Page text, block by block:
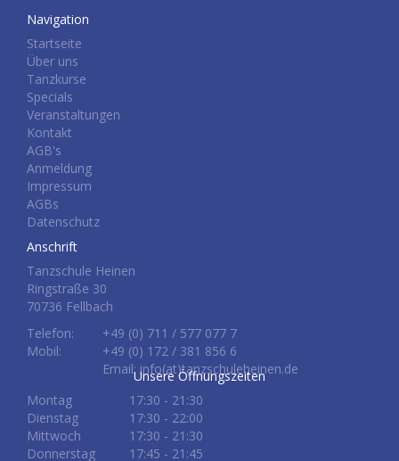
Navigation
Startseite
Über uns
Tanzkurse
Specials
Veranstaltungen
Kontakt
AGB's
Anmeldung
Impressum
AGBs
Datenschutz
Anschrift
Tanzschule Heinen
Ringstraße 30
70736 Fellbach
Telefon:
+49 (0) 711 / 577 077 7
Mobil:
+49 (0) 172 / 381 856 6
Email: info(at)tanzschuleheinen.de
Unsere Öffnungszeiten
Montag
17:30 - 21:30
Dienstag
17:30 - 22:00
Mittwoch
17:30 - 21:30
Donnerstag
17:45 - 21:45